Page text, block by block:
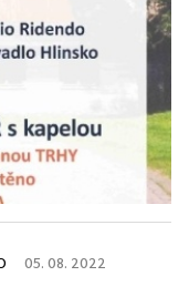
05. 08. 2022